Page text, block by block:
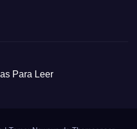
Para Leer